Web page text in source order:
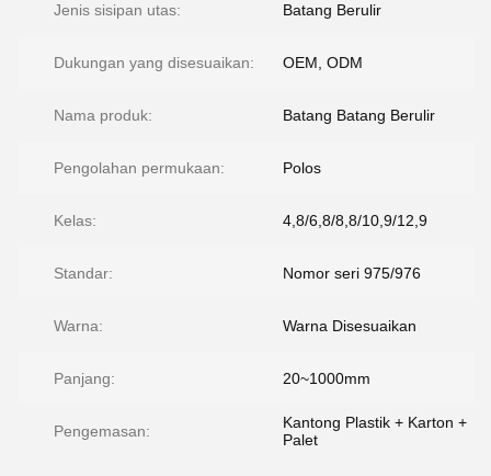
Jenis sisipan utas: Batang Berulir
Dukungan yang disesuaikan: OEM, ODM
Nama produk: Batang Batang Berulir
Pengolahan permukaan: Polos
Kelas: 4,8/6,8/8,8/10,9/12,9
Standar: Nomor seri 975/976
Warna: Warna Disesuaikan
Panjang: 20~1000mm
Pengemasan:
Kantong Plastik + Karton +
Palet